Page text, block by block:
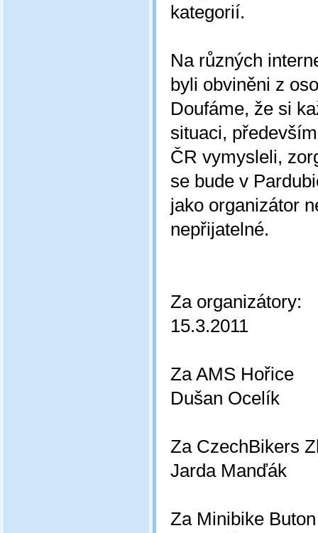
kategorií.
Na různých
byli obviněni z
Doufáme, že si
situaci,
ČR vymysleli,
se bude v
jako organizátor
nepřijatelné.
Za organizátory:
15.3.2011
Za AMS Hořice
Dušan Ocelík
Za CzechBikers
Jarda Manďák
Za Minibike